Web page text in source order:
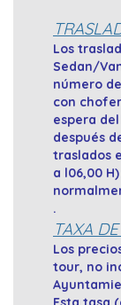
Los
Sedan/
número
con
espera
después
traslados
a l06,00
.
TAXA
Los
tour, no